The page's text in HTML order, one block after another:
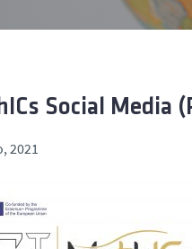
Social Media
2021